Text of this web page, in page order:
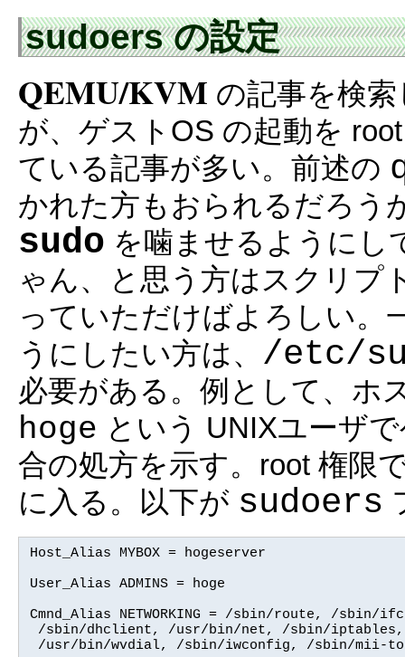
sudoers の設定
QEMU/KVM の記事を検
が、ゲストOS の起動を
ている記事が多い。前述の
かれた方もおられるだろう
sudo を噛ませるようにし
ゃん、と思う方はスクリプ
っていただけばよろしい。
うにしたい方は、 /etc/
必要がある。例として、ホ
hoge という UNIXユーザ
合の処方を示す。root 権限
に入る。以下が sudoers
Host_Alias MYBOX = hogeserver
User_Alias ADMINS = hoge
Cmnd_Alias NETWORKING = /sbin/route, /
/sbin/dhclient, /usr/bin/net, /sbin/iptables,
/usr/bin/wvdial, /sbin/iwconfig, /sbin/mii-